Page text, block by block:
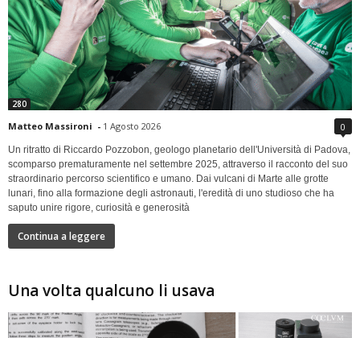
280
Matteo Massironi - 1 Agosto 2026 0
Un ritratto di Riccardo Pozzobon, geologo planetario dell'Università di Padova,
scomparso prematuramente nel settembre 2025, attraverso il racconto del suo
straordinario percorso scientifico e umano. Dai vulcani di Marte alle grotte
lunari, fino alla formazione degli astronauti, l'eredità di uno studioso che ha
saputo unire rigore, curiosità e generosità
Continua a leggere
Una volta qualcuno li usava